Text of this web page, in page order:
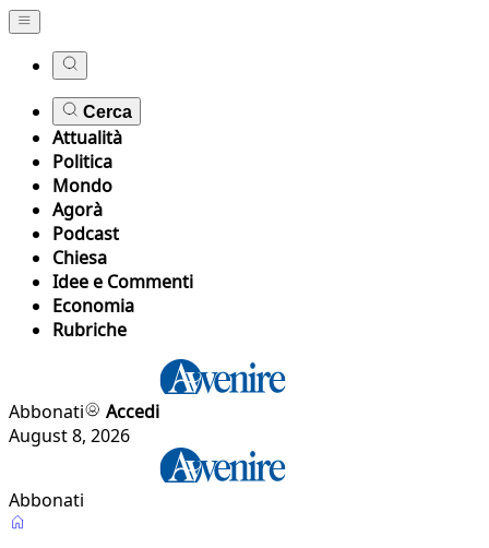
Cerca
Attualità
Politica
Mondo
Agorà
Podcast
Chiesa
Idee e Commenti
Economia
Rubriche
Abbonati
Accedi
August 8, 2026
Abbonati